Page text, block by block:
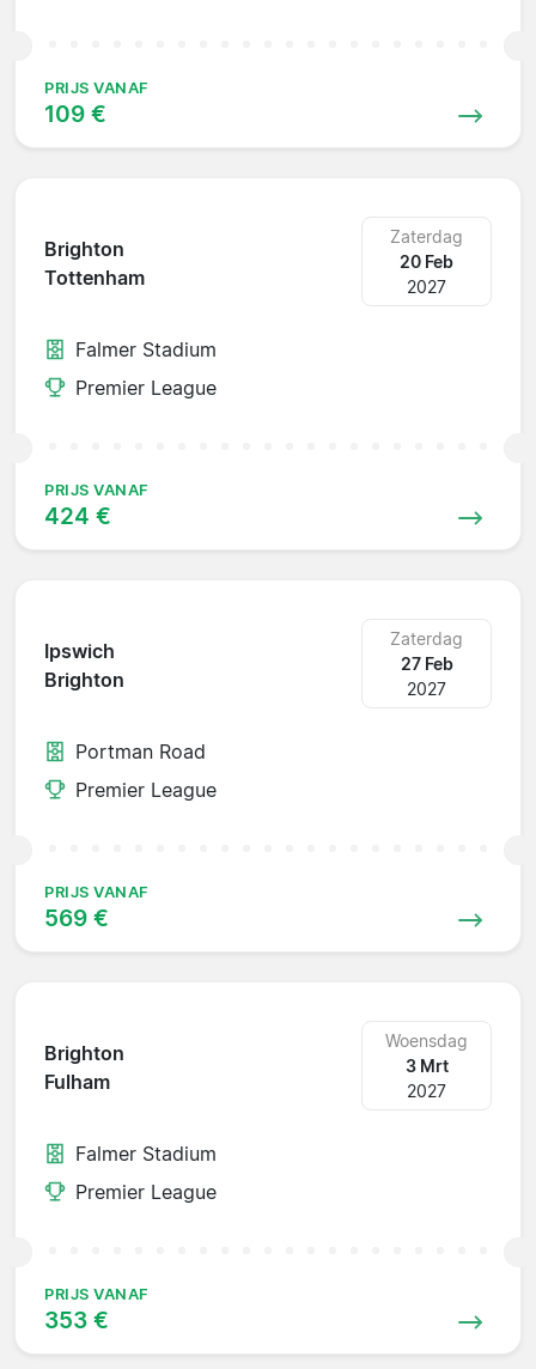
PRIJS VANAF
109 €
Brighton
Tottenham
Zaterdag
20 Feb
2027
Falmer Stadium
Premier League
PRIJS VANAF
424 €
Ipswich
Brighton
Zaterdag
27 Feb
2027
Portman Road
Premier League
PRIJS VANAF
569 €
Brighton
Fulham
Woensdag
3 Mrt
2027
Falmer Stadium
Premier League
PRIJS VANAF
353 €